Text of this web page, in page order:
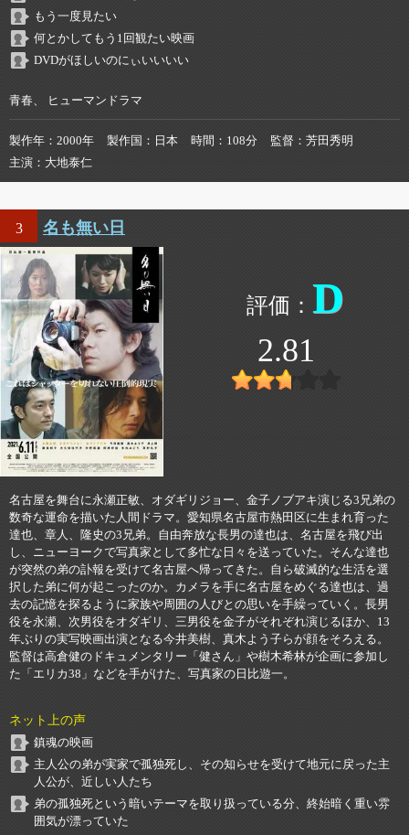
もう一度見たい
何とかしてもう1回観たい映画
DVDがほしいのにぃいいいい
青春、 ヒューマンドラマ
製作年 2000年 製作国 日本 時間 108分 監督
芳田秀明
主演
大地泰仁
3 名も無い日
D
2.81
名古屋を舞台に永瀬正敏、オダギリジョー、金子ノブアキ演じる3兄弟の
数奇な運命を描いた人間ドラマ。愛知県名古屋市熱田区に生まれ育った
達也、章人、隆史の3兄弟。自由奔放な長男の達也は、名古屋を飛び出
し、ニューヨークで写真家として多忙な日々を送っていた。そんな達也
が突然の弟の訃報を受けて名古屋へ帰ってきた。自ら破滅的な生活を選
択した弟に何が起こったのか。カメラを手に名古屋をめぐる達也は、過
去の記憶を探るように家族や周囲の人びとの思いを手繰っていく。長男
役を永瀬、次男役をオダギリ、三男役を金子がそれぞれ演じるほか、13
年ぶりの実写映画出演となる今井美樹、真木よう子らが顔をそろえる。
監督は高倉健のドキュメンタリー「健さん」や樹木希林が企画に参加し
た「エリカ38」などを手がけた、写真家の日比遊一。
ネット上の声
鎮魂の映画
主人公の弟が実家で孤独死し、その知らせを受けて地元に戻った主
人公が、近しい人たち
弟の孤独死という暗いテーマを取り扱っている分、終始暗く重い雰
囲気が漂っていた